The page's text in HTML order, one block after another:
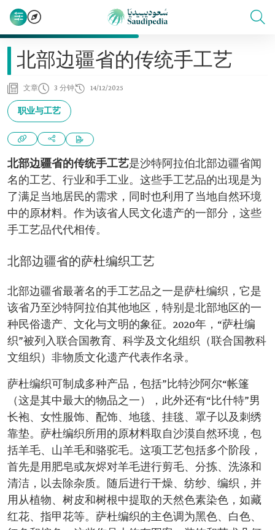
北部边疆省的传统手工艺
文章 3 分钟 14/12/2025
职业与工艺
北部边疆省的传统手工艺是沙特阿拉伯北部边疆省闻
名的工艺、行业和手工业。这些手工艺品的出现是为
了满足当地居民的需求，同时也利用了当地自然环境
中的原材料。作为该省人民文化遗产的一部分，这些
手工艺品代代相传。
北部边疆省的萨杜编织工艺
北部边疆省最著名的手工艺品之一是萨杜编织，它是
该省乃至沙特阿拉伯其他地区，特别是北部地区的一
种民俗遗产、文化与文明的象征。2020年，“萨杜编
织”被列入联合国教育、科学及文化组织（联合国教科
文组织）非物质文化遗产代表作名录。
萨杜编织可制成多种产品，包括”比特沙阿尔“帐篷
（这是其中最大的物品之一），此外还有“比什特”男
长袍、女性服饰、配饰、地毯、挂毯、罩子以及刺绣
靠垫。萨杜编织所用的原材料取自沙漠自然环境，包
括羊毛、山羊毛和骆驼毛。这项工艺包括多个阶段，
首先是用肥皂或灰烬对羊毛进行剪毛、分拣、洗涤和
清洁，以去除杂质。随后进行干燥、纺纱、编织，并
用从植物、树皮和树根中提取的天然色素染色，如藏
红花、指甲花等。萨杜编织的主色调为黑色、白色、